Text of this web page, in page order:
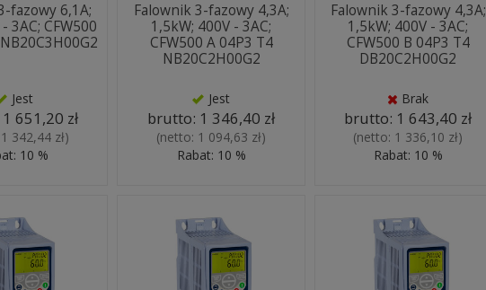
fazowy 6,1A;
3AC; CFW500
Jest
1 651,20 zł
1 342,44 zł)
10 %
Falownik 3-fazowy 4,3A;
1,5kW; 400V - 3AC;
CFW500 A 04P3 T4
NB20C2H00G2
Jest
brutto: 1 346,40 zł
(netto: 1 094,63 zł)
Rabat: 10 %
Falownik 3-fazowy 4,3A;
1,5kW; 400V - 3AC;
CFW500 B 04P3 T4
DB20C2H00G2
Brak
brutto: 1 643,40 zł
(netto: 1 336,10 zł)
Rabat: 10 %